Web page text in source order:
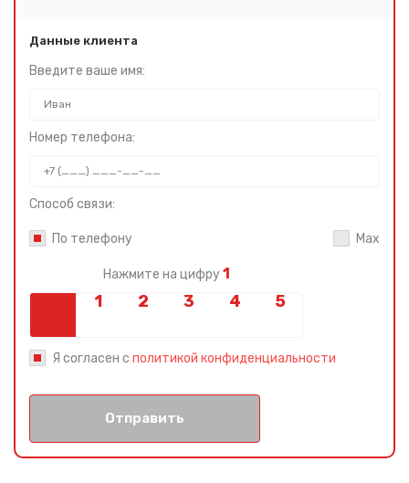
Данные клиента
Введите ваше имя:
Номер телефона:
Способ связи:
По телефону Max
Нажмите на цифру 1
Я согласен с политикой конфиденциальности
Отправить